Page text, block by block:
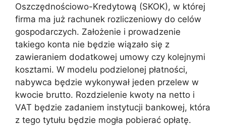
Oszczędnościowo-Kredytową (SKOK), w której
firma ma już rachunek rozliczeniowy do celów
gospodarczych. Założenie i prowadzenie
takiego konta nie będzie wiązało się z
zawieraniem dodatkowej umowy czy kolejnymi
kosztami. W modelu podzielonej płatności,
nabywca będzie wykonywał jeden przelew w
kwocie brutto. Rozdzielenie kwoty na netto i
VAT będzie zadaniem instytucji bankowej, która
z tego tytułu będzie mogła pobierać opłatę.